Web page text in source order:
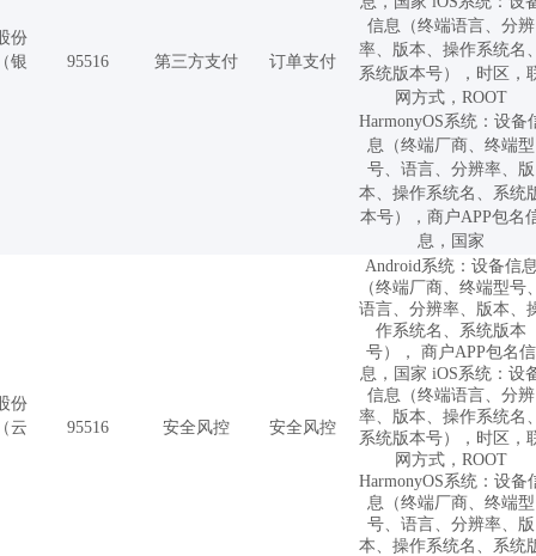
份
银
95516 第三方支付 订单支付
信息（终端语言、分辨
率、版本、操作系统名
系统版本号），时区，
网方式，ROOT
HarmonyOS系统：设备
息（终端厂商、终端型
号、语言、分辨率、版
本、操作系统名、系统
本号），商户APP包名
息，国家
份
云
95516 安全风控 安全风控
Android系统：设备信
（终端厂商、终端型号
语言、分辨率、版本、
作系统名、系统版本
号）， 商户APP包名信
息，国家 iOS系统：设
信息（终端语言、分辨
率、版本、操作系统名
系统版本号），时区，
网方式，ROOT
HarmonyOS系统：设备
息（终端厂商、终端型
号、语言、分辨率、版
本、操作系统名、系统